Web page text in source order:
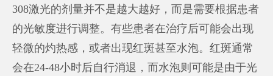
308激光的剂量并不是越大越好，而是需要根据患者
的光敏度进行调整。有些患者在治疗后可能会出现
轻微的灼热感，或者出现红斑甚至水泡。红斑通常
会在24-48小时后自行消退，而水泡则可能是由于光